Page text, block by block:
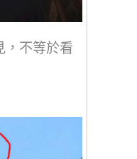
，不等於看